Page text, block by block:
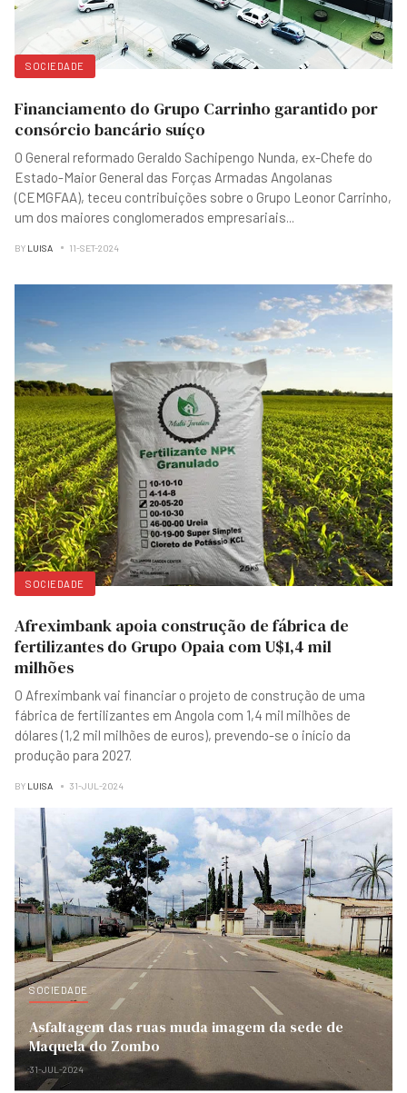
SOCIEDADE
Financiamento do Grupo Carrinho garantido por
consórcio bancário suíço
O General reformado Geraldo Sachipengo Nunda, ex-Chefe do
Estado-Maior General das Forças Armadas Angolanas
(CEMGFAA), teceu contribuições sobre o Grupo Leonor Carrinho,
um dos maiores conglomerados empresariais
BY LUISA 11-SET-2024
SOCIEDADE
Afreximbank apoia construção de fábrica de
fertilizantes do Grupo Opaia com U$1,4 mil
milhões
O Afreximbank vai financiar o projeto de construção de uma
fábrica de fertilizantes em Angola com 1,4 mil milhões de
dólares (1,2 mil milhões de euros), prevendo-se o início da
produção para 2027.
BY LUISA 31-JUL-2024
SOCIEDADE
Asfaltagem das ruas muda imagem da sede de
Maquela do Zombo
31-JUL-2024